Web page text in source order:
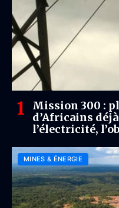
Mission 300 :
d’Africains
l’électricité,
MINES & ÉNERGIE